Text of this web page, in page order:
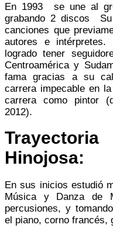
En 1993 se une al
grabando 2 discos
canciones que
autores e
logrado tener
Centroamérica y
fama gracias a su
carrera impecable en
carrera como pintor
2012).
Hinojosa:
En sus inicios estudió
Música y Danza de
percusiones, y
el piano, corno francés,